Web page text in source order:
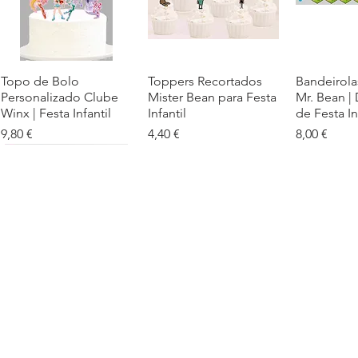
Visualização rápida
Topo de Bolo
Personalizado Clube
Winx | Festa Infantil
Preço
9,80 €
Visualização rápida
Toppers Recortados
Mister Bean para Festa
Infantil
Preço
4,40 €
Mr. Bean |
de Festa
Preço
8,00 €